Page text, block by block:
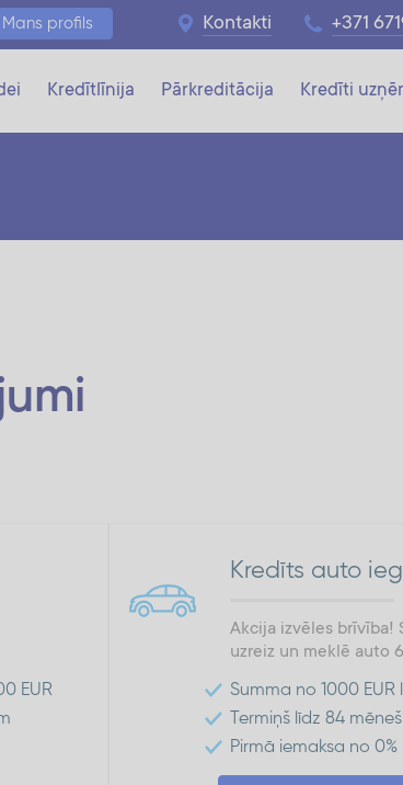
Mans profils Kontakti +371
Kredītlīnija Pārkreditācija Kredīti
EUR
Kredīts auto
Akcija izvēles brīvība!
uzreiz un meklē auto
Summa no 1000 EUR
Termiņš līdz 84
Pirmā iemaksa no 0%